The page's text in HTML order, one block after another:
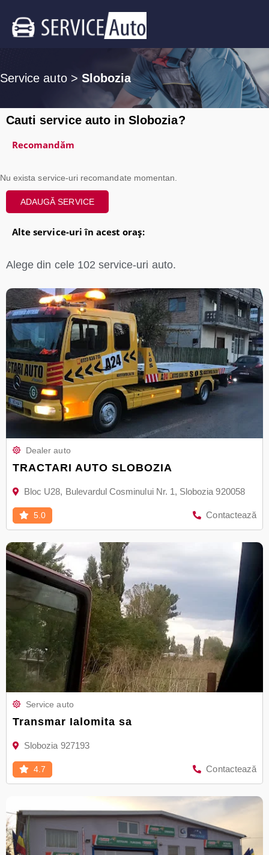
Service auto> Slobozia
Cauti service auto in Slobozia?
Recomandăm
Nu exista service-uri recomandate momentan.
ADAUGĂ SERVICE
Alte service-uri în acest oraș:
Alege din cele 102 service-uri auto.
Dealer auto
TRACTARI AUTO SLOBOZIA
Bloc U28, Bulevardul Cosminului Nr. 1, Slobozia 920058
5.0 Contactează
Service auto
Transmar Ialomita sa
Slobozia 927193
4.7 Contactează